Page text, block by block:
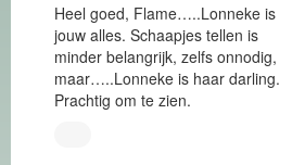
Heel goed, Flame…..Lonneke is
jouw alles. Schaapjes tellen is
minder belangrijk, zelfs onnodig,
maar…..Lonneke is haar darling.
Prachtig om te zien.